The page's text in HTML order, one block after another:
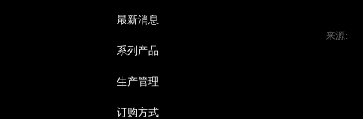
最新消息
系列产品
生产管理
订购方式
来源: